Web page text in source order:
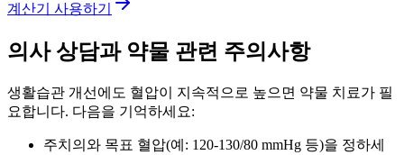
계산기 사용하기
의사 상담과 약물 관련 주의사항
생활습관 개선에도 혈압이 지속적으로 높으면 약물 치료가 필
요합니다. 다음을 기억하세요:
주치의와 목표 혈압(예: 120-130/80 mmHg 등)을 정하세